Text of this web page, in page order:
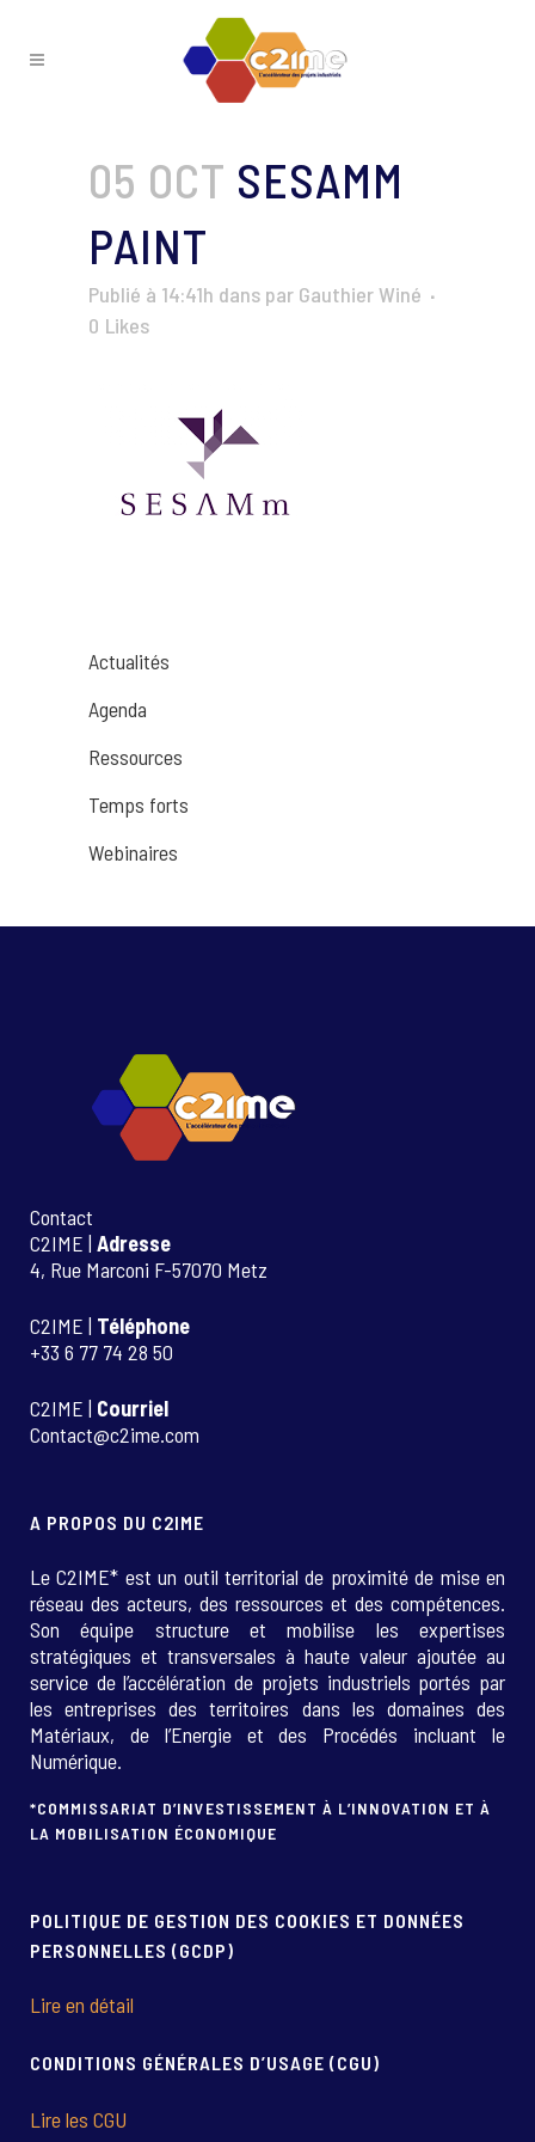
05 OCT SESAMM
PAINT
Publié à 14:41h dans par Gauthier Winé
0 Likes
Actualités
Agenda
Ressources
Temps forts
Webinaires
Contact
C2IME | Adresse
4, Rue Marconi F-57070 Metz
C2IME | Téléphone
+33 6 77 74 28 50
C2IME | Courriel
Contact@c2ime.com
A PROPOS DU C2IME
Le C2IME* est un outil territorial de proximité de mise en
réseau des acteurs, des ressources et des compétences.
Son équipe structure et mobilise les expertises
stratégiques et transversales à haute valeur ajoutée au
service de l’accélération de projets industriels portés par
les entreprises des territoires dans les domaines des
Matériaux, de l’Energie et des Procédés incluant le
Numérique.
*COMMISSARIAT D’INVESTISSEMENT À L’INNOVATION ET À
LA MOBILISATION ÉCONOMIQUE
POLITIQUE DE GESTION DES COOKIES ET DONNÉES
PERSONNELLES (GCDP)
Lire en détail
CONDITIONS GÉNÉRALES D’USAGE (CGU)
Lire les CGU